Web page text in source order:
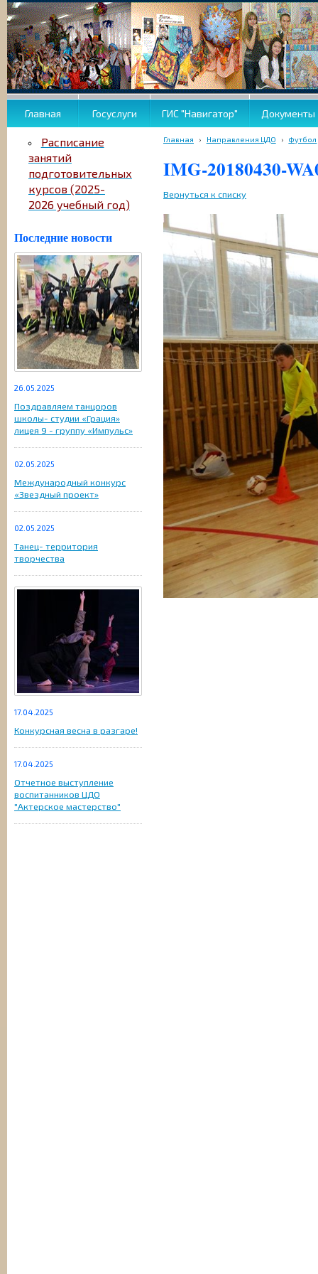
Главная Госуслуги ГИС "Навигатор" Документы
Расписание
занятий
подготовительных
курсов (2025-
2026 учебный год)
Последние новости
26.05.2025
Поздравляем танцоров
школы- студии «Грация»
лицея 9 - группу «Импульс»
02.05.2025
Международный конкурс
«Звездный проект»
02.05.2025
Танец- территория
творчества
17.04.2025
Конкурсная весна в разгаре!
17.04.2025
Отчетное выступление
воспитанников ЦДО
"Актерское мастерство"
Главная › Направления ЦДО › Футбол
IMG-20180430-
Вернуться к списку